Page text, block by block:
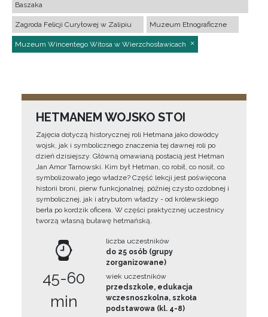
Baszaka
Zagroda Felicji Curyłowej w Zalipiu Muzeum Etnograficzne
Muzeum Wincentego Witosa w Wierzchosławicach
HETMANEM WOJSKO STOI
Zajęcia dotyczą historycznej roli Hetmana jako dowódcy
wojsk, jak i symbolicznego znaczenia tej dawnej roli po
dzień dzisiejszy. Główną omawianą postacią jest Hetman
Jan Amor Tarnowski. Kim był Hetman, co robił, co nosił, co
symbolizowało jego władze? Część lekcji jest poświęcona
historii broni, pierw funkcjonalnej, później czysto ozdobnej i
symbolicznej, jak i atrybutom władzy - od królewskiego
berła po kordzik oficera. W części praktycznej uczestnicy
tworzą własną buławę hetmańską.
45-60
min
liczba uczestników
do 25 osób (grupy
zorganizowane)
wiek uczestników
przedszkole, edukacja
wczesnoszkolna, szkoła
podstawowa (kl. 4-8)